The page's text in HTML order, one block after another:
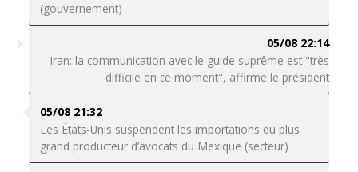
(gouvernement)
05/08 22:14
Iran: la communication avec le guide suprême est "très
difficile en ce moment", affirme le président
05/08 21:32
Les États-Unis suspendent les importations du plus
grand producteur d’avocats du Mexique (secteur)